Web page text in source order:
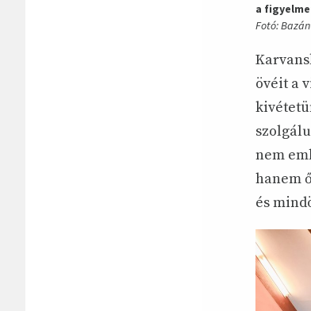
a
Fotó:
övéit a
nem
hanem
és